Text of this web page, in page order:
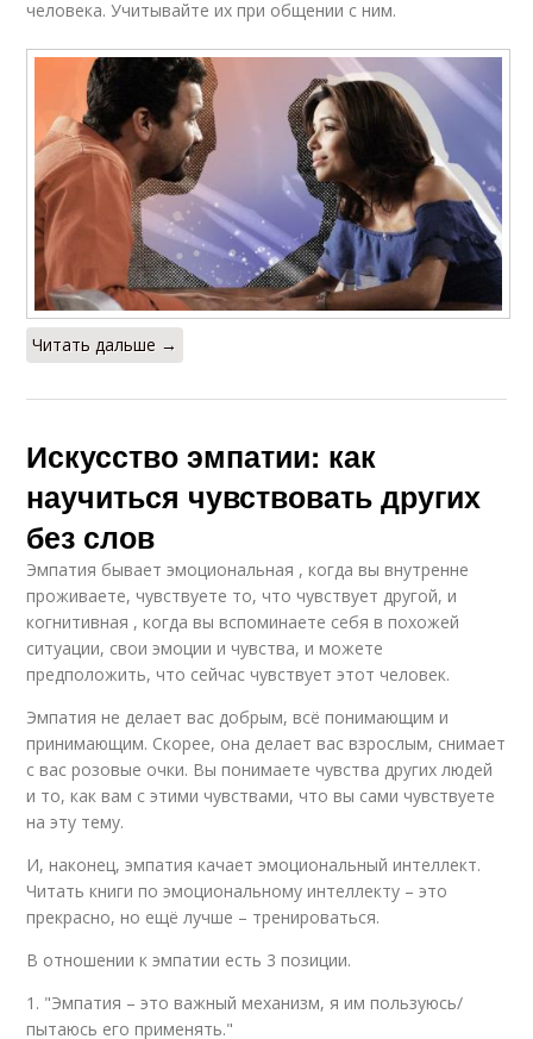
человека. Учитывайте их при общении с ним.
Читать дальше →
Искусство эмпатии: как
научиться чувствовать других
без слов
Эмпатия бывает эмоциональная , когда вы внутренне
проживаете, чувствуете то, что чувствует другой, и
когнитивная , когда вы вспоминаете себя в похожей
ситуации, свои эмоции и чувства, и можете
предположить, что сейчас чувствует этот человек.
Эмпатия не делает вас добрым, всё понимающим и
принимающим. Скорее, она делает вас взрослым, снимает
с вас розовые очки. Вы понимаете чувства других людей
и то, как вам с этими чувствами, что вы сами чувствуете
на эту тему.
И, наконец, эмпатия качает эмоциональный интеллект.
Читать книги по эмоциональному интеллекту – это
прекрасно, но ещё лучше – тренироваться.
В отношении к эмпатии есть 3 позиции.
1. "Эмпатия – это важный механизм, я им пользуюсь/
пытаюсь его применять."